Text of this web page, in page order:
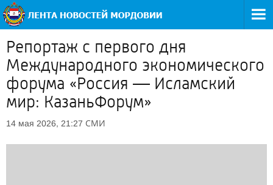
Репортаж с первого дня
Международного экономического
форума «Россия — Исламский
мир: КазаньФорум»
14 мая 2026, 21:27 СМИ